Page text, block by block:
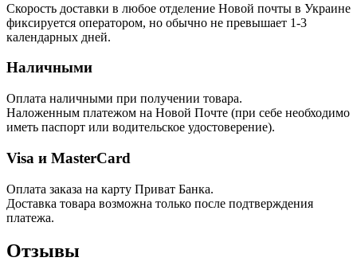
Скорость доставки в любое отделение Новой почты в Украине
фиксируется оператором, но обычно не превышает 1-3
календарных дней.
Наличными
Оплата наличными при получении товара.
Наложенным платежом на Новой Почте (при себе необходимо
иметь паспорт или водительское удостоверение).
Visa и MasterCard
Оплата заказа на карту Приват Банка.
Доставка товара возможна только после подтверждения
платежа.
Отзывы